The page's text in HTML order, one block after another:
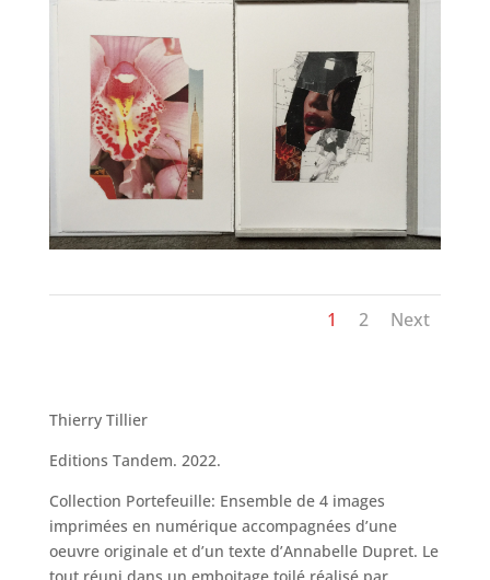
1 2 Next
Thierry Tillier
Editions Tandem. 2022.
Collection Portefeuille: Ensemble de 4 images
imprimées en numérique accompagnées d’une
oeuvre originale et d’un texte d’Annabelle Dupret. Le